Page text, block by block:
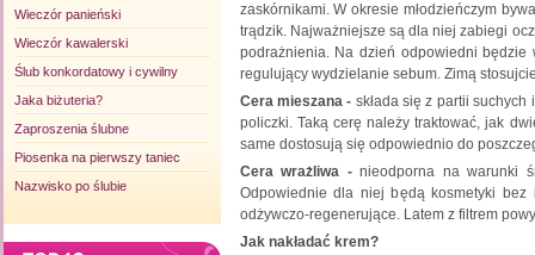
Wieczór panieński
Wieczór kawalerski
Ślub konkordatowy i cywilny
Jaka biżuteria?
Zaproszenia ślubne
Piosenka na pierwszy taniec
Nazwisko po ślubie
zaskórnikami. W okresie młodzieńczym
trądzik. Najważniejsze są dla niej zabiegi
podrażnienia. Na dzień odpowiedni będzie
regulujący wydzielanie sebum. Zimą
Cera mieszana - składa się z partii suchych
policzki. Taką cerę należy traktować, jak
same dostosują się odpowiednio do
Cera wrażliwa -nieodporna na warunki
Odpowiednie dla niej będą kosmetyki
odżywczo-regenerujące. Latem z filtrem
Jak nakładać krem?